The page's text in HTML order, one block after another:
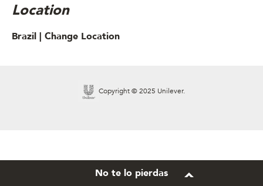
Location
Brazil | Change Location
Copyright © 2025 Unilever.
No te lo pierdas